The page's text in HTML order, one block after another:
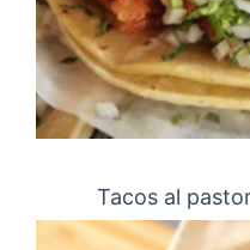
Tacos al